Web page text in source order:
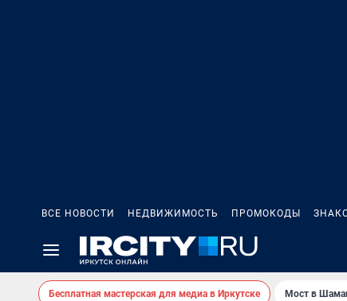
ВСЕ НОВОСТИ НЕДВИЖИМОСТЬ ПРОМОКОДЫ
Бесплатная мастерская для медиа в Иркутске Мост в